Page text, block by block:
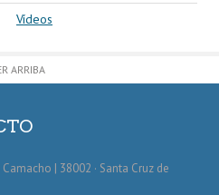
Vídeos
ARRIBA
| 38002 · Santa Cruz de